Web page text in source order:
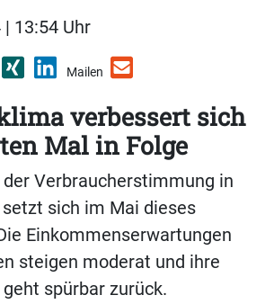
13:54 Uhr
Mailen
verbessert sich
Mal in Folge
der Verbraucherstimmung in
sich im Mai dieses
Einkommenserwartungen
steigen moderat und ihre
spürbar zurück.